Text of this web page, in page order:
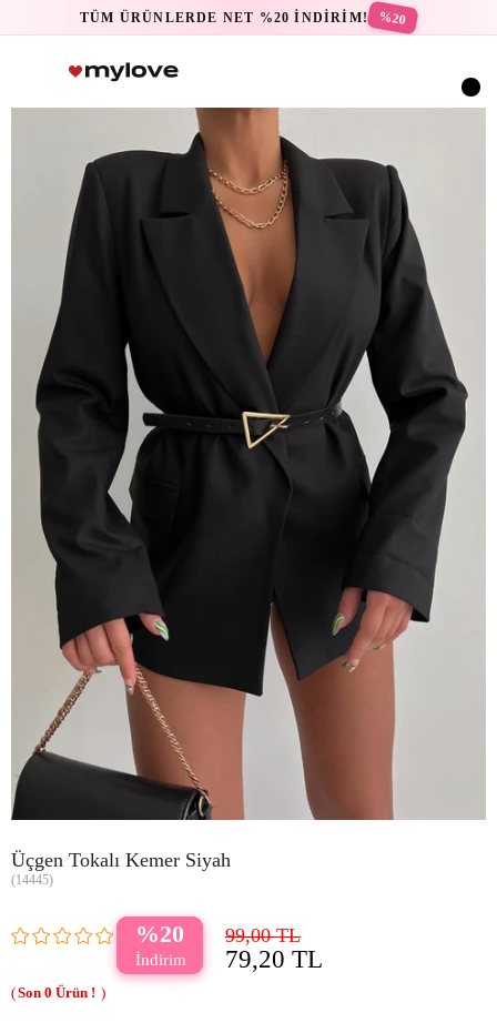
TÜM ÜRÜNLERDE NET %20 İNDİRİM! %20
Üçgen Tokalı Kemer Siyah
(14445)
20 99,00 TL
79,20 TL
0